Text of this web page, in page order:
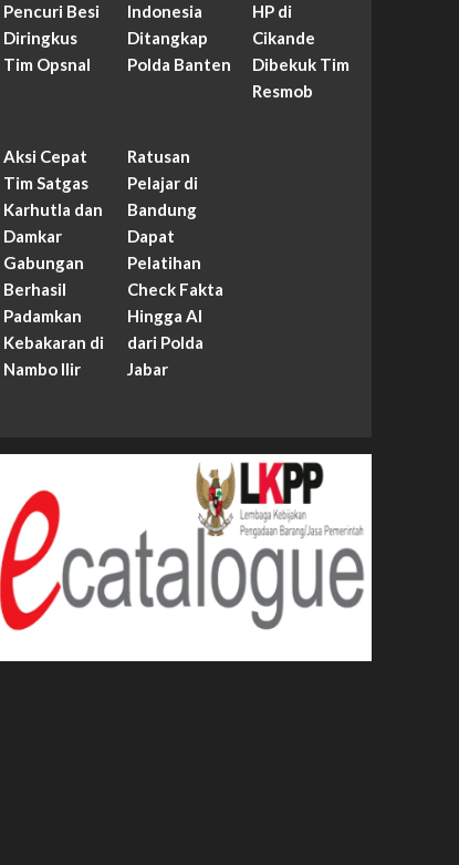
Pencuri Besi
Diringkus
Tim Opsnal
Indonesia
Ditangkap
Polda Banten
HP di
Cikande
Dibekuk Tim
Resmob
Aksi Cepat
Tim Satgas
Karhutla dan
Damkar
Gabungan
Berhasil
Padamkan
Kebakaran di
Nambo Ilir
Ratusan
Pelajar di
Bandung
Dapat
Pelatihan
Check Fakta
Hingga AI
dari Polda
Jabar